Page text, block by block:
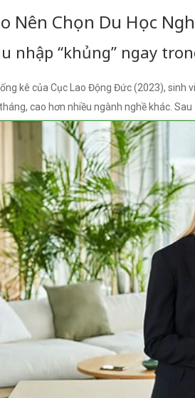
Nên Chọn Du Học
nhập “khủng” ngay
kê của Cục Lao Động Đức (2023), sinh
cao hơn nhiều ngành nghề khác.